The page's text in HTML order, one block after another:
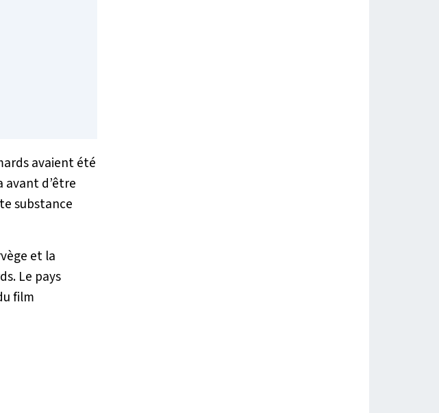
avaient été
avant d’être
substance
et la
Le pays
film